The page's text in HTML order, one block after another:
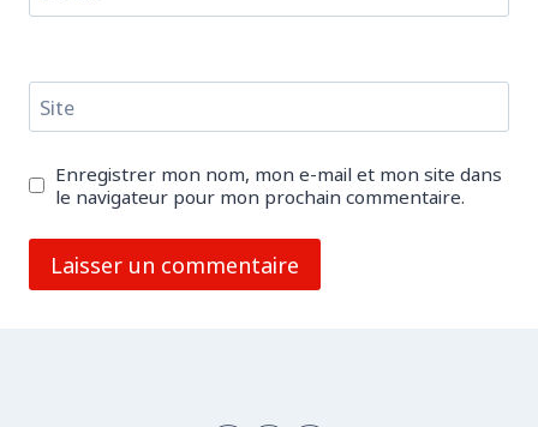
Site
Enregistrer mon nom, mon e-mail et mon site dans
le navigateur pour mon prochain commentaire.